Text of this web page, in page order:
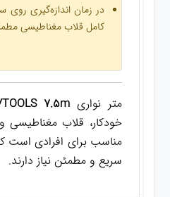
در زمان اندازه‌گیری روی
کامل قلاب مغناطیسی
متر نواری7.5m
خودکار، قلاب مغناطیسی
مناسب برای افرادی است
سریع و مطمئن نیاز دارند.